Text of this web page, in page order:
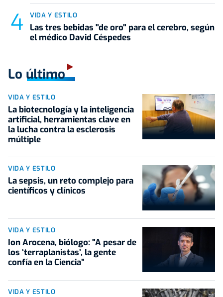
VIDA Y ESTILO
Las tres bebidas "de oro" para el cerebro, según
el médico David Céspedes
Lo último
VIDA Y ESTILO
La biotecnología y la inteligencia
artificial, herramientas clave en
la lucha contra la esclerosis
múltiple
VIDA Y ESTILO
La sepsis, un reto complejo para
científicos y clínicos
VIDA Y ESTILO
Ion Arocena, biólogo: "A pesar de
los ‘terraplanistas’, la gente
confía en la Ciencia”
VIDA Y ESTILO